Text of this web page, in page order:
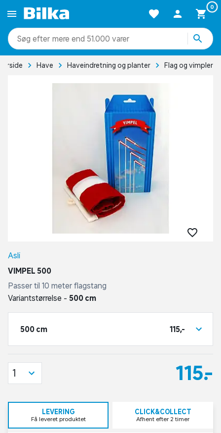
0
mere end 51.000 varer
Have Haveindretning og planter Flag og vimpler
Asli
VIMPEL 500
Passer til 10 meter flagstang
Variantstørrelse - 500 cm
500 cm 115,-
115,-
1
LEVERING
Få leveret produktet
CLICK&COLLECT
Afhent efter 2 timer